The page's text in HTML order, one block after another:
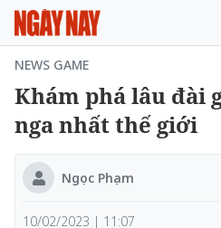
NEWS GAME
Khám phá lâu đài
nga nhất thế giới
Ngọc Phạm
10/02/2023 | 11:07